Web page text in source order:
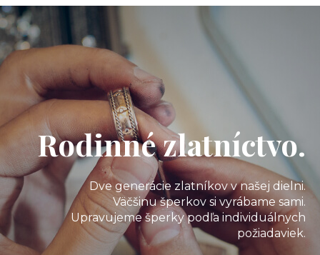
Rodinné zlatníctvo.
Dve generácie zlatníkov v našej dielni.
Väčšinu šperkov si vyrábame sami.
Upravujeme šperky podľa individuálnych
požiadaviek.